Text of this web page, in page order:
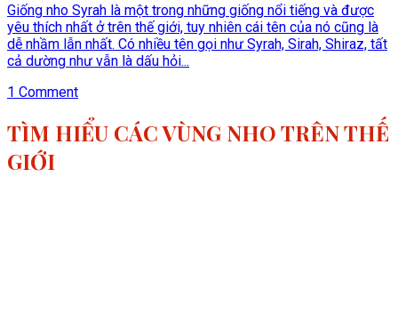
Giống nho Syrah là một trong những giống nổi tiếng và được
yêu thích nhất ở trên thế giới, tuy nhiên cái tên của nó cũng là
dễ nhầm lẫn nhất. Có nhiều tên gọi như Syrah, Sirah, Shiraz, tất
cả dường như vẫn là dấu hỏi...
1 Comment
TÌM HIỂU CÁC VÙNG NHO TRÊN THẾ
GIỚI